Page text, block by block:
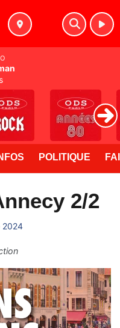
POLITIQUE
2/2
2024